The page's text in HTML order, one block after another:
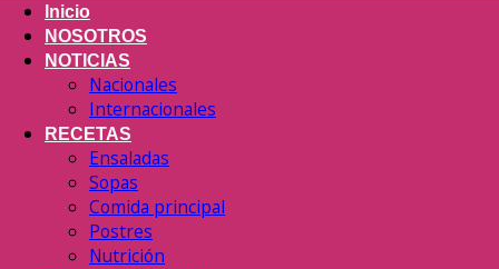
Inicio
NOSOTROS
NOTICIAS
Nacionales
Internacionales
RECETAS
Ensaladas
Sopas
Comida principal
Postres
Nutrición